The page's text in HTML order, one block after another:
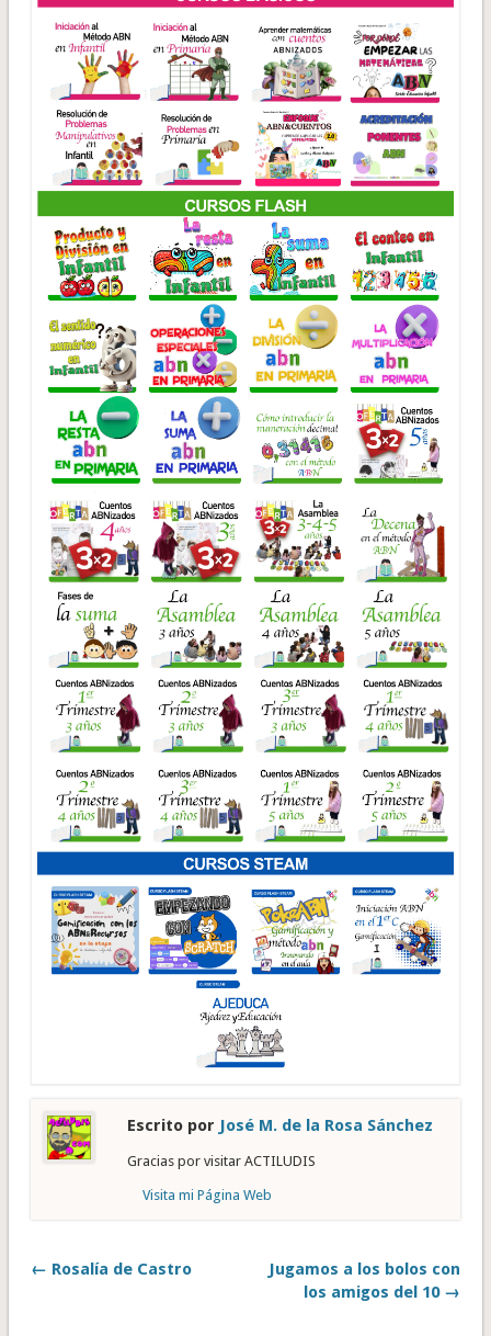
Escrito por José M. de la Rosa Sánchez
Gracias por visitar ACTILUDIS
Visita mi Página Web
← Rosalía de Castro
Jugamos a los bolos con
los amigos del 10 →